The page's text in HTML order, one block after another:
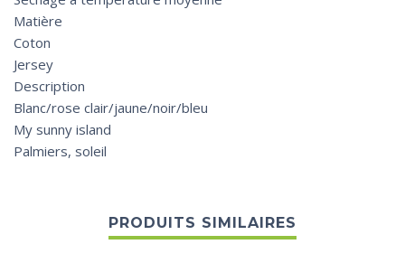
Matière
Coton
Jersey
Description
Blanc/rose clair/jaune/noir/bleu
My sunny island
Palmiers, soleil
PRODUITS SIMILAIRES